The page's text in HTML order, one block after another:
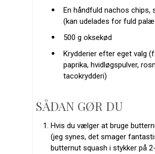
En håndfuld nachos chips,
(kan udelades for fuld
500 g oksekød
Krydderier efter eget valg
paprika, hvidløgspulver,
tacokrydderi)
SÅDAN GØR DU
Hvis du vælger at bruge
(jeg synes, det smager
butternut squash i stykker på